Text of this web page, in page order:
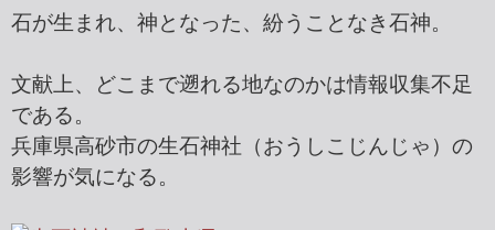
石が生まれ、神となった、紛うことなき石神。
文献上、どこまで遡れる地なのかは情報収集不足
である。
兵庫県高砂市の生石神社（おうしこじんじゃ）の
影響が気になる。